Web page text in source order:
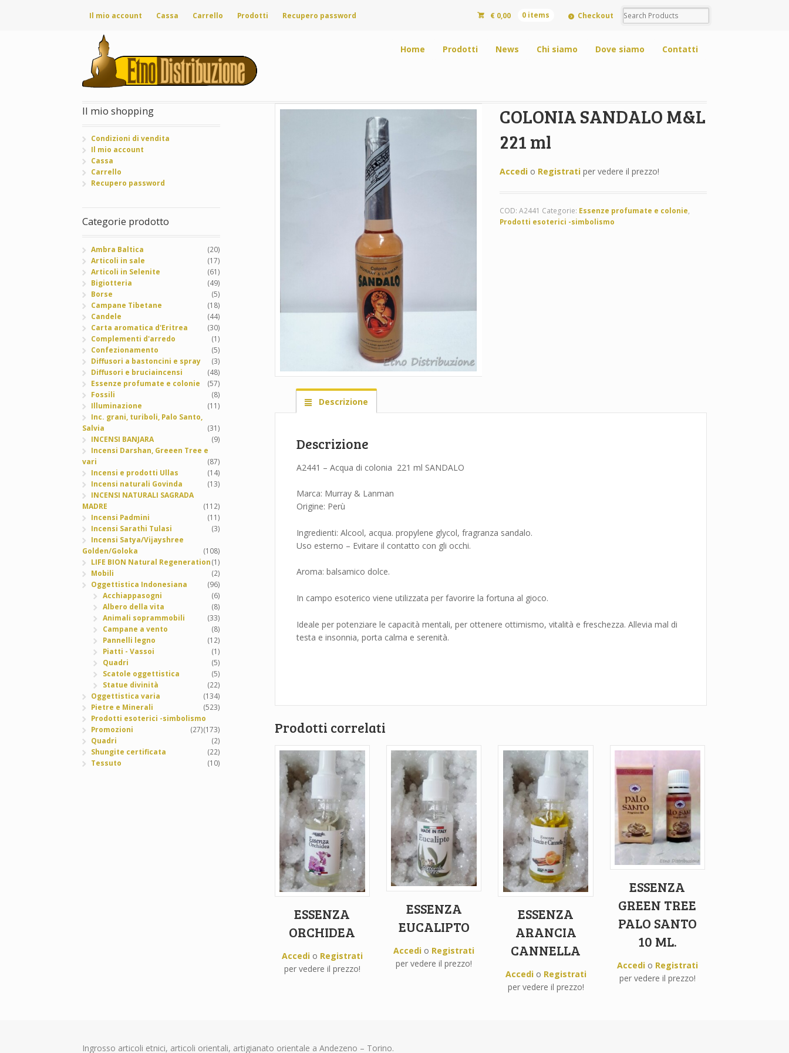
Il mio account Cassa Carrello Prodotti Recupero password € 0,00 0 items Checkout
Home Prodotti News Chi siamo Dove siamo Contatti
COLONIA SANDALO M&L
221 ml
Accedio Registratiper vedere il prezzo!
COD: A2441 Categorie: Essenze profumate e colonie,
Prodotti esoterici -simbolismo
Descrizione
Descrizione
A2441 – Acqua di colonia 221 ml SANDALO
Marca: Murray & Lanman
Origine: Perù
Ingredienti: Alcool, acqua. propylene glycol, fragranza sandalo.
Uso esterno – Evitare il contatto con gli occhi.
Aroma: balsamico dolce.
In campo esoterico viene utilizzata per favorire la fortuna al gioco.
Ideale per potenziare le capacità mentali, per ottenere ottimismo, vitalità e freschezza. Allevia mal di
testa e insonnia, porta calma e serenità.
Prodotti correlati
ESSENZA
ORCHIDEA
Accedio Registrati
per vedere il prezzo!
ESSENZA
EUCALIPTO
Accedi o Registrati
per vedere il prezzo!
ESSENZA
ARANCIA
CANNELLA
Accedio Registrati
per vedere il prezzo!
ESSENZA
GREEN TREE
PALO SANTO
10 ML.
Accedio Registrati
per vedere il prezzo!
Il mio shopping
Condizioni di vendita
Il mio account
Cassa
Carrello
Recupero password
Categorie prodotto
Ambra Baltica
(20)
Articoli in sale
(17)
Articoli in Selenite
(61)
Bigiotteria
(49)
Borse
(5)
Campane Tibetane
(18)
Candele
(44)
Carta aromatica d'Eritrea
(30)
Complementi d'arredo
(1)
Confezionamento
(5)
Diffusori a bastoncini e spray
(3)
Diffusori e bruciaincensi
(48)
Essenze profumate e colonie
(57)
Fossili
(8)
Illuminazione
(11)
Inc. grani, turiboli, Palo Santo,
Salvia
(31)
INCENSI BANJARA
(9)
Incensi Darshan, Greeen Tree e
vari
(87)
Incensi e prodotti Ullas
(14)
Incensi naturali Govinda
(13)
INCENSI NATURALI SAGRADA
MADRE
(112)
Incensi Padmini
(11)
Incensi Sarathi Tulasi
(3)
Incensi Satya/Vijayshree
Golden/Goloka
(108)
LIFE BION Natural Regeneration(1)
Mobili
(2)
Oggettistica Indonesiana
(96)
Acchiappasogni
(6)
Albero della vita
(8)
Animali soprammobili
(33)
Campane a vento
(8)
Pannelli legno
(12)
Piatti - Vassoi
(1)
Quadri
(5)
Scatole oggettistica
(5)
Statue divinità
(22)
Oggettistica varia
(134)
Pietre e Minerali
(523)
Prodotti esoterici -simbolismo
(173)
Promozioni
(27)
Quadri
(2)
Shungite certificata
(22)
Tessuto
(10)
Ingrosso articoli etnici, articoli orientali, artigianato orientale a Andezeno – Torino.